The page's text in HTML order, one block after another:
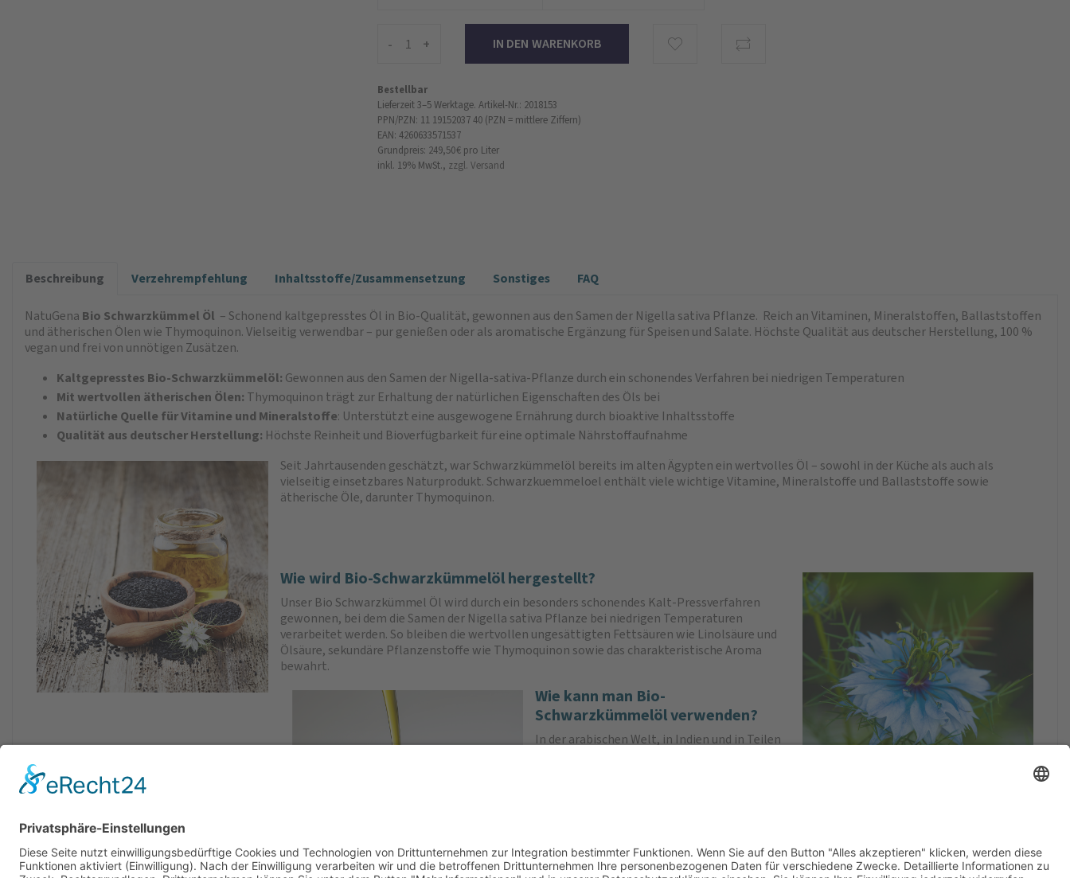
- +
Bestellbar
Lieferzeit 3–5 Werktage. Artikel-Nr.: 2018153
PPN/PZN: 11 19152037 40 (PZN = mittlere Ziffern)
EAN: 4260633571537
Grundpreis: 249,50 € pro Liter
inkl. 19% MwSt., zzgl. Versand
Beschreibung Verzehrempfehlung Inhaltsstoffe/Zusammensetzung Sonstiges FAQ
NatuGena Bio Schwarzkümmel Öl ­ – Schonend kaltgepresstes Öl in Bio-Qualität, gewonnen aus den Samen der Nigella sativa Pflanze. Reich an Vitaminen, Mineralstoffen, Ballaststoffen
und ätherischen Ölen wie Thymoquinon. Vielseitig verwendbar – pur genießen oder als aromatische Ergänzung für Speisen und Salate. Höchste Qualität aus deutscher Herstellung, 100 %
vegan und frei von unnötigen Zusätzen.
Kaltgepresstes Bio-Schwarzkümmelöl: Gewonnen aus den Samen der Nigella-sativa-Pflanze durch ein schonendes Verfahren bei niedrigen Temperaturen
Mit wertvollen ätherischen Ölen: Thymoquinon trägt zur Erhaltung der natürlichen Eigenschaften des Öls bei
Natürliche Quelle für Vitamine und Mineralstoffe: Unterstützt eine ausgewogene Ernährung durch bioaktive Inhaltsstoffe
Qualität aus deutscher Herstellung: Höchste Reinheit und Bioverfügbarkeit für eine optimale Nährstoffaufnahme
Seit Jahrtausenden geschätzt, war Schwarzkümmelöl bereits im alten Ägypten ein wertvolles Öl – sowohl in der Küche als auch als
vielseitig einsetzbares Naturprodukt. Schwarzkuemmeloel enthält viele wichtige Vitamine, Mineralstoffe und Ballast­stoffe sowie
ätherische Öle, darunter Thymoquinon.
Wie wird Bio-Schwarzkümmelöl hergestellt?
Unser Bio Schwarzkümmel Öl wird durch ein besonders schonendes Kalt-Pressverfahren
gewonnen, bei dem die Samen der Nigella sativa Pflanze bei niedrigen Temperaturen
verarbeitet werden. So bleiben die wertvollen ungesättigten Fettsäuren wie Linolsäure und
Ölsäure, sekundäre Pflanzenstoffe wie Thymoquinon sowie das charakteristische Aroma
bewahrt.
Wie kann man Bio-
Schwarzkümmelöl verwenden?
In der arabischen Welt, in Indien und in Teilen